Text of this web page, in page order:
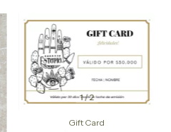
1/2
Gift Card